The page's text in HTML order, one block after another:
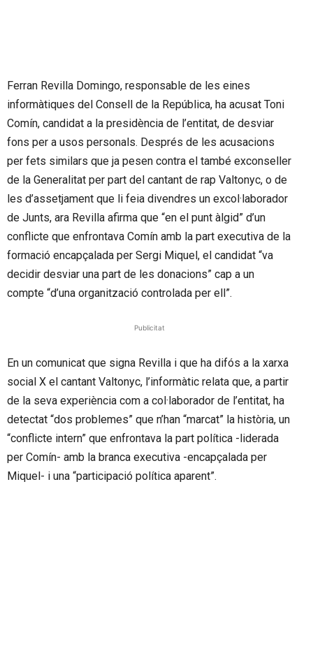
Ferran Revilla Domingo, responsable de les eines
informàtiques del Consell de la República, ha acusat Toni
Comín, candidat a la presidència de l’entitat, de desviar
fons per a usos personals. Després de les acusacions
per fets similars que ja pesen contra el també exconseller
de la Generalitat per part del cantant de rap Valtonyc, o de
les d’assetjament que li feia divendres un excol·laborador
de Junts, ara Revilla afirma que “en el punt àlgid” d’un
conflicte que enfrontava Comín amb la part executiva de la
formació encapçalada per Sergi Miquel, el candidat “va
decidir desviar una part de les donacions” cap a un
compte “d’una organització controlada per ell”.
Publicitat
En un comunicat que signa Revilla i que ha difós a la xarxa
social X el cantant Valtonyc, l’informàtic relata que, a partir
de la seva experiència com a col·laborador de l’entitat, ha
detectat “dos problemes” que n’han “marcat” la història, un
“conflicte intern” que enfrontava la part política -liderada
per Comín- amb la branca executiva -encapçalada per
Miquel- i una “participació política aparent”.